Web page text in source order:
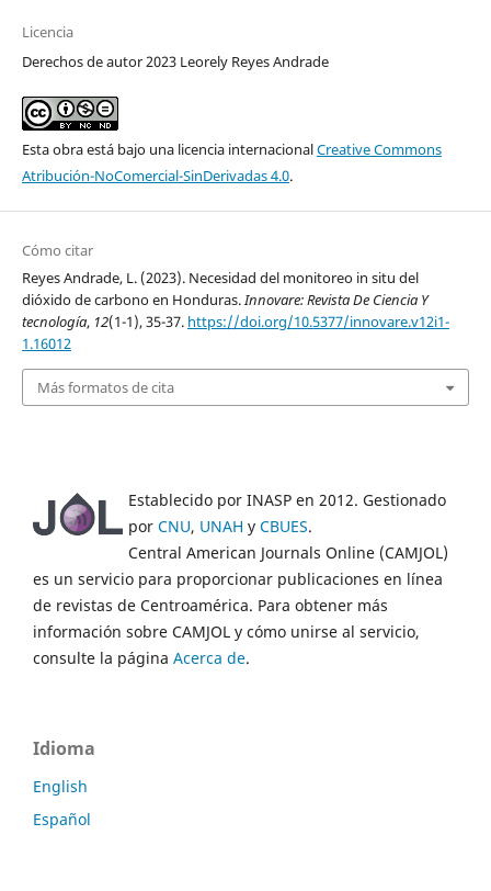
Licencia
Derechos de autor 2023 Leorely Reyes Andrade
Esta obra está bajo una licencia internacionalCreative Commons
Atribución-NoComercial-SinDerivadas 4.0.
Cómo citar
Reyes Andrade, L. (2023). Necesidad del monitoreo in situ del
dióxido de carbono en Honduras.Innovare: Revista De Ciencia Y
tecnología, 12(1-1), 35-37. https://doi.org/10.5377/innovare.v12i1-
1.16012
Más formatos de cita
Establecido por INASP en 2012. Gestionado
por CNU, UNAH y CBUES.
Central American Journals Online (CAMJOL)
es un servicio para proporcionar publicaciones en línea
de revistas de Centroamérica. Para obtener más
información sobre CAMJOL y cómo unirse al servicio,
consulte la página Acerca de.
Idioma
English
Español